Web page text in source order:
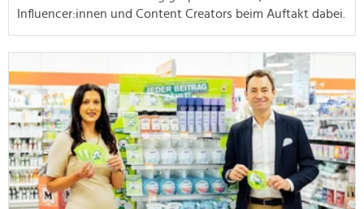
Influencer:innen und Content Creators beim Auftakt dabei.